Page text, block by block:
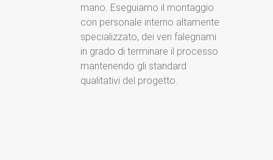
mano. Eseguiamo il montaggio
con personale interno altamente
specializzato, dei veri falegnami
in grado di terminare il processo
mantenendo gli standard
qualitativi del progetto.